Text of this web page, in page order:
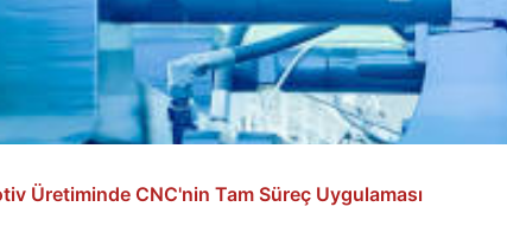
Üretiminde CNC'nin Tam Süreç Uygulaması